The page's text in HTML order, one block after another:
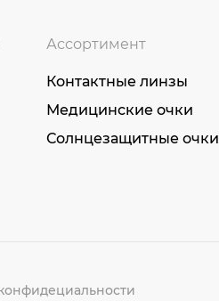
Ассортимент
Контактные линзы
Медицинские очки
Солнцезащитные очки